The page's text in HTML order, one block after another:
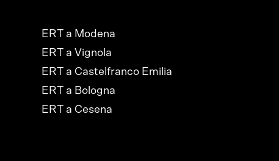
ERT a Modena
ERT a Vignola
ERT a Castelfranco Emilia
ERT a Bologna
ERT a Cesena